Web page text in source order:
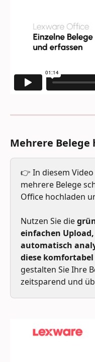
Mehrere Belege
👉 In diesem
mehrere Belege
Office hochladen
Nutzen Sie die
einfachen
automatisch
diese
gestalten Sie Ihre
zeitsparend und